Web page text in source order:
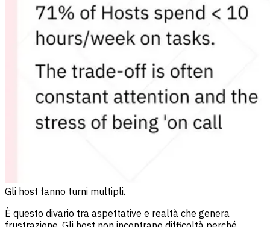
Gli host fanno turni multipli.
È questo divario tra aspettative e realtà che genera